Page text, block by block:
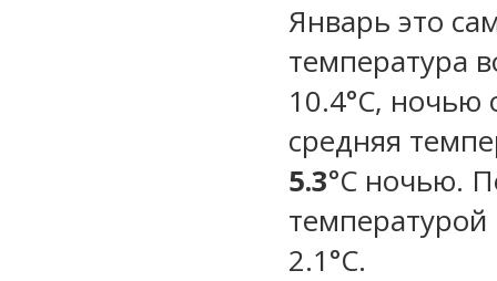
Январь это
температура
10.4°C, ночью
средняя
5.3°C ночью.
температурой
2.1°С.